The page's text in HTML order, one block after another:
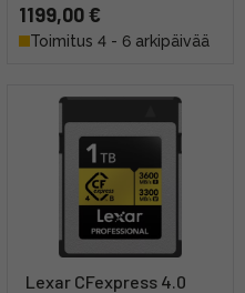
1199,00 €
Toimitus 4 - 6 arkipäivää
Lexar CFexpress 4.0